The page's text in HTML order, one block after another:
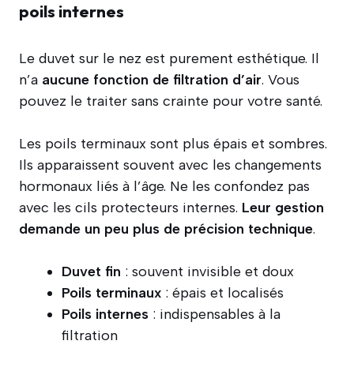
poils internes
Le duvet sur le nez est purement esthétique. Il
n’a aucune fonction de filtration d’air. Vous
pouvez le traiter sans crainte pour votre santé.
Les poils terminaux sont plus épais et sombres.
Ils apparaissent souvent avec les changements
hormonaux liés à l’âge. Ne les confondez pas
avec les cils protecteurs internes. Leur gestion
demande un peu plus de précision technique.
Duvet fin : souvent invisible et doux
Poils terminaux : épais et localisés
Poils internes : indispensables à la
filtration